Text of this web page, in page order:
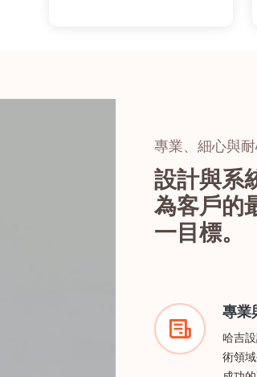
專業、細心與
設計與系
為客戶的
一目標。
專業
哈吉
術領